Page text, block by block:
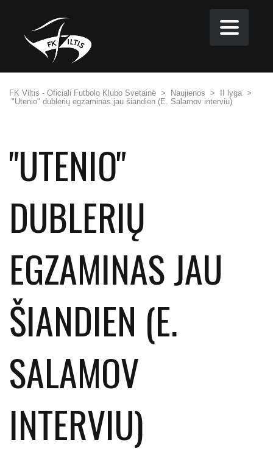
FK Viltis - Oficiali Futbolo Klubo Svetainė > Naujienos > II lyga >
"Utenio" dublerių egzaminas jau šiandien (E. Salamov interviu)
"UTENIO"
DUBLERIŲ
EGZAMINAS JAU
ŠIANDIEN (E.
SALAMOV
INTERVIU)